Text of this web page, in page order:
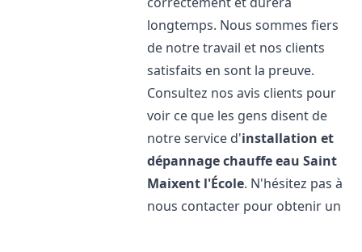
longtemps. Nous sommes fiers
de notre travail et nos clients
satisfaits en sont la preuve.
Consultez nos avis clients pour
voir ce que les gens disent de
notre service d'installation et
dépannage chauffe eau Saint
Maixent l'École. N'hésitez pas à
nous contacter pour obtenir un